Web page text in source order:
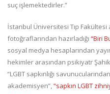
suç işlemektedirler.”
İstanbul Üniversitesi Tıp
fotoğraflarından hazırladığı “Biri
sosyal medya hesaplarından
hekimler arasından psikiyatr
“LGBT sapkınlığı
akademisyen”,“sapkın LGBT